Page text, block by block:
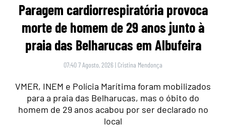
Paragem cardiorrespiratória provoca
morte de homem de 29 anos junto à
praia das Belharucas em Albufeira
07:40 7 Agosto, 2026 | Cristina Mendonça
VMER, INEM e Polícia Marítima foram mobilizados
para a praia das Belharucas, mas o óbito do
homem de 29 anos acabou por ser declarado no
local